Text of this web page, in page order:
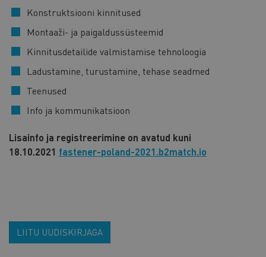
Konstruktsiooni kinnitused
Montaaži- ja paigaldussüsteemid
Kinnitusdetailide valmistamise tehnoloogia
Ladustamine, turustamine, tehase seadmed
Teenused
Info ja kommunikatsioon
Lisainfo ja registreerimine on avatud kuni
18.10.2021 fastener-poland-2021.b2match.io
LIITU UUDISKIRJAGA